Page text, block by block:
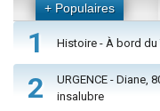
+ Populaires
1 Histoire - À bord du
2
URGENCE - Diane,
insalubre